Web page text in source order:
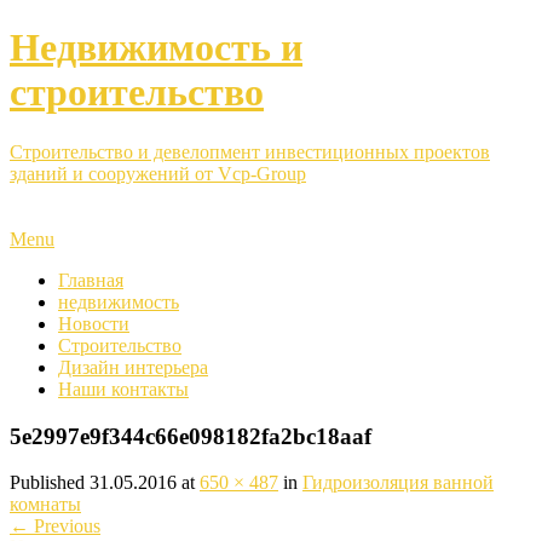
Недвижимость и
строительство
Строительство и девелопмент инвестиционных проектов
зданий и сооружений от Vcp-Group
Menu
Главная
недвижимость
Новости
Строительство
Дизайн интерьера
Наши контакты
5e2997e9f344c66e098182fa2bc18aaf
Published 31.05.2016 at 650 × 487 in Гидроизоляция ванной
комнаты
← Previous